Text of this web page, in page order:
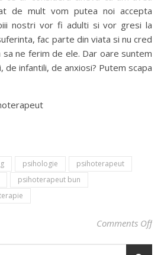
de mult vom putea noi accepta
nostri vor fi adulti si vor gresi la
fac parte din viata si nu cred
ne ferim de ele. Dar oare suntem
infantili, de anxiosi? Putem scapa
psihologie
psihoterapeut
psihoterapeut bun
Comments Off